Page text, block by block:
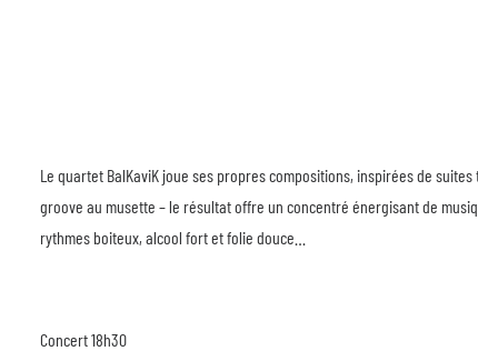
Le quartet BalKaviK joue ses propres compositions, inspirées de
groove au musette – le résultat offre un concentré énergisant de
rythmes boiteux, alcool fort et folie douce…
Concert 18h30